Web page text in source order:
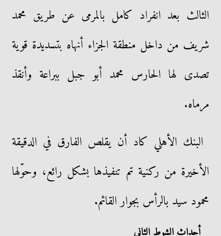
الثالث بعد انفراد كامل بالمرمى عن طريق محمد
شريف من داخل منطقة الجزاء أنهاه بتسديدة قوية
تصدى لها الحارس محمد أبو جبل ببراعة وأنقذ
مرماه.
البنك الأهلي كاد أن يقلص الفارق في الدقيقة
الأخيرة من ركنية تم تنفيذها بشكل رائع، وحوّلها
محمود سيد بالرأس بجوار القائم.